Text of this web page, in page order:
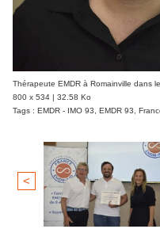
Thérapeute EMDR à Romainville dans le
800 x 534 | 32.58 Ko
Tags : EMDR - IMO 93 EMDR 93
<